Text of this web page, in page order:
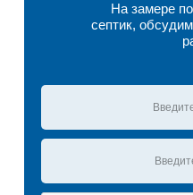
На замере
септик,